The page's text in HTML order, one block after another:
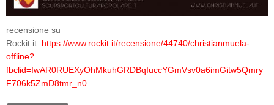
recensione su
Rockit.it: https://www.rockit.it/recensione/44740/christianmuela-
offline?
fbclid=IwAR0RUEXyOhMkuhGRDBqIuccYGmVsv0a6imGitw5Qmry
F706k5ZmD8tmr_n0